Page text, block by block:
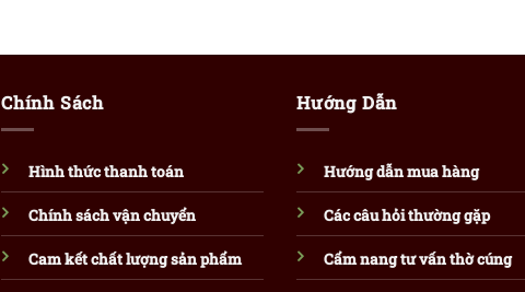
Chính Sách
Hình thức thanh toán
Chính sách vận chuyển
Cam kết chất lượng sản phẩm
Hướng Dẫn
Hướng dẫn mua hàng
Các câu hỏi thường gặp
Cẩm nang tư vấn thờ cúng